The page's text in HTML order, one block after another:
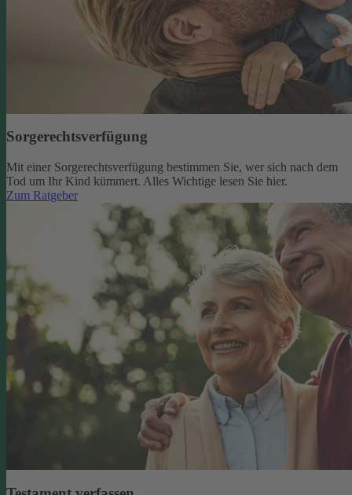
Sorgerechtsverfügung
Mit einer Sorgerechtsverfügung bestimmen Sie, wer sich nach dem
Tod um Ihr Kind kümmert. Alles Wichtige lesen Sie hier.
Zum Ratgeber